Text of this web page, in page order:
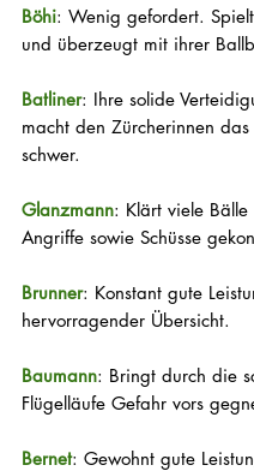
Böhi: Wenig gefordert.
und überzeugt mit ihrer
Batliner: Ihre solide
macht den Zürcherinnen das
schwer.
Glanzmann: Klärt viele
Angriffe sowie Schüsse
Brunner: Konstant gute
hervorragender Übersicht.
Baumann: Bringt durch die
Flügelläufe Gefahr vors
Bernet: Gewohnt gute